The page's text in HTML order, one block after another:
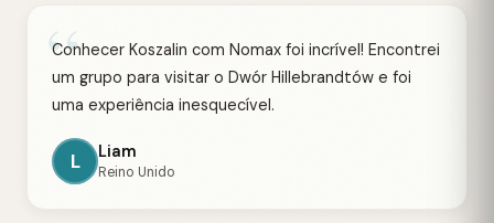
“
Conhecer Koszalin com Nomax foi incrível! Encontrei
um grupo para visitar o Dwór Hillebrandtów e foi
uma experiência inesquecível.
L Liam
Reino Unido